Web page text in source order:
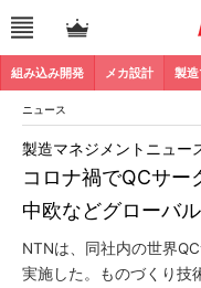
組み込み開発 メカ設計 製造
ニュース
コロナ禍でQCサー
中欧などグローバ
製造マネジメントニュー
NTNは、同社内の世界
実施した。ものづくり技